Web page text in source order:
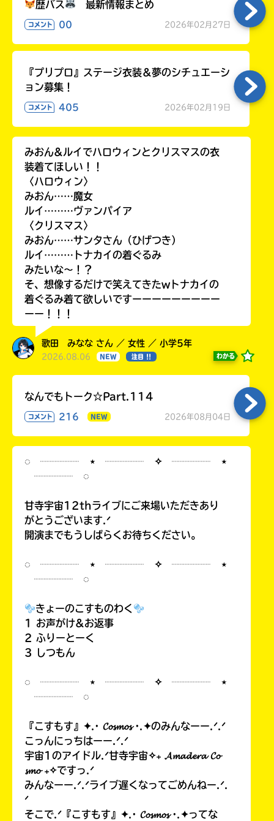
歴バス 最新情報まとめ
コメント 00 2026年02月27日
『プリプロ』ステージ衣装＆夢のシチュエーシ
ョン募集！
コメント 405 2026年02月19日
みおん&ルイでハロウィンとクリスマスの衣
装着てほしい！！
〈ハロウィン〉
みおん……魔女
ルイ………ヴァンパイア
〈クリスマス〉
みおん……サンタさん（ひげつき）
ルイ………トナカイの着ぐるみ
みたいな〜！？
そ、想像するだけで笑えてきたwトナカイの
着ぐるみ着て欲しいですーーーーーーーーー
ーー！！！
歌田 みなな さん ／ 女性 ／ 小学5年
2026.08.06 NEW 注目 !! わかる
なんでもトーク☆Part.114
コメント 216 NEW 2026年08月04日
◌ ┈┈┈┈ ⋆ ┈┈┈┈ ✧ ┈┈┈┈ ⋆
┈┈┈┈ ◌
甘寺宇宙12thライブにご来場いただきあり
がとうございます.ᐟ
開演までもうしばらくお待ちください。
◌ ┈┈┈┈ ⋆ ┈┈┈┈ ✧ ┈┈┈┈ ⋆
┈┈┈┈ ◌
きょーのこすものわく
1 お声がけ&お返事
2 ふりーとーく
3 しつもん
◌ ┈┈┈┈ ⋆ ┈┈┈┈ ✧ ┈┈┈┈ ⋆
┈┈┈┈ ◌
『こすもす』✦.· 𝓒𝓸𝓼𝓶𝓸𝓼 ·.✦のみんなーー.ᐟ.ᐟ
こっんにっちはーー.ᐟ.ᐟ
宇宙1のアイドル.ᐟ甘寺宇宙✧₊ 𝓐𝓶𝓪𝓭𝓮𝓻𝓪 𝓒𝓸
𝓼𝓶𝓸 ₊✧ですっ.ᐟ
みんなーー.ᐟ.ᐟライブ遅くなってごめんねー.ᐟ.
ᐟ
そこで.ᐟ『こすもす』✦.· 𝓒𝓸𝓼𝓶𝓸𝓼 ·.✦ってな